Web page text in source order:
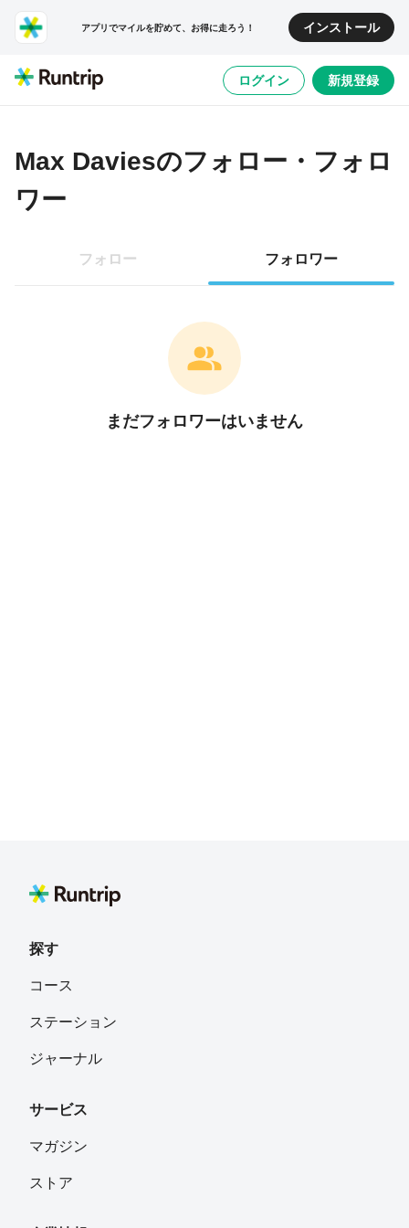
アプリでマイルを貯めて、お得に走ろう！ インストール
ログイン 新規登録
Max Daviesのフォロー・フォロ
ワー
フォロー フォロワー
まだフォロワーはいません
探す
コース
ステーション
ジャーナル
サービス
マガジン
ストア